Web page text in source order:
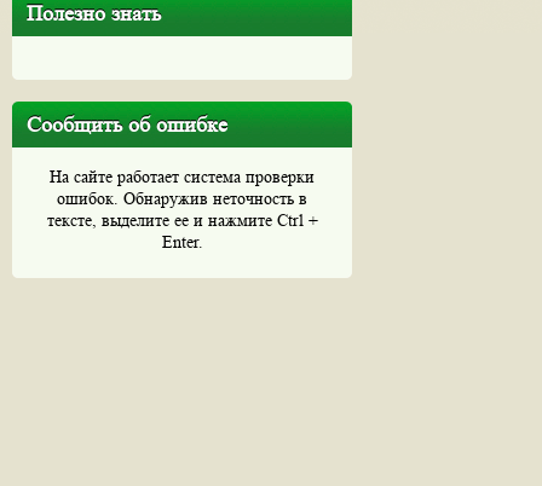
Полезно знать
Сообщить об ошибке
На сайте работает система проверки
ошибок. Обнаружив неточность в
тексте, выделите ее и нажмите Ctrl +
Enter.